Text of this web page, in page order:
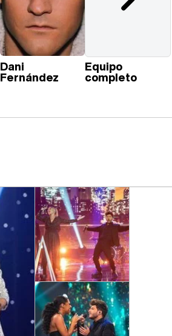
Dani
Fernández
Equipo
completo